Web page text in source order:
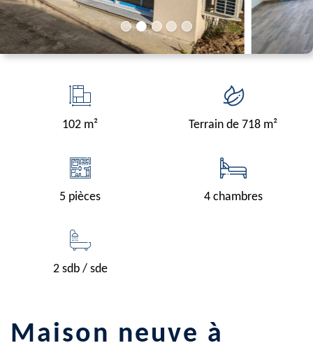
102 m² Terrain de 718 m²
5 pièces 4 chambres
2 sdb / sde
maison neuve à